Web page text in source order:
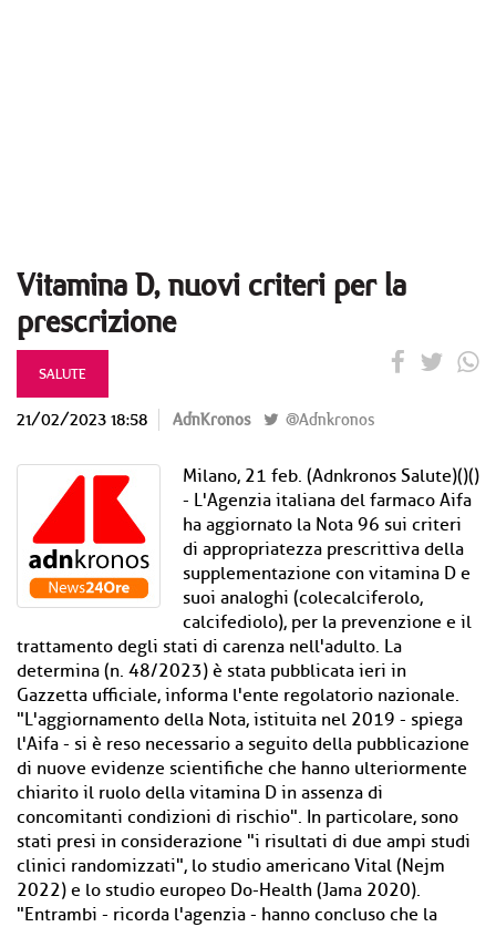
Vitamina D, nuovi criteri per la
prescrizione
SALUTE
21/02/2023 18:58 AdnKronos @Adnkronos
Milano, 21 feb. (Adnkronos Salute)()()
- L'Agenzia italiana del farmaco Aifa
ha aggiornato la Nota 96 sui criteri
di appropriatezza prescrittiva della
supplementazione con vitamina D e
suoi analoghi (colecalciferolo,
calcifediolo), per la prevenzione e il
trattamento degli stati di carenza nell'adulto. La
determina (n. 48/2023) è stata pubblicata ieri in
Gazzetta ufficiale, informa l'ente regolatorio nazionale.
"L'aggiornamento della Nota, istituita nel 2019 - spiega
l'Aifa - si è reso necessario a seguito della pubblicazione
di nuove evidenze scientifiche che hanno ulteriormente
chiarito il ruolo della vitamina D in assenza di
concomitanti condizioni di rischio". In particolare, sono
stati presi in considerazione "i risultati di due ampi studi
clinici randomizzati", lo studio americano Vital (Nejm
2022) e lo studio europeo Do-Health (Jama 2020).
"Entrambi - ricorda l'agenzia - hanno concluso che la